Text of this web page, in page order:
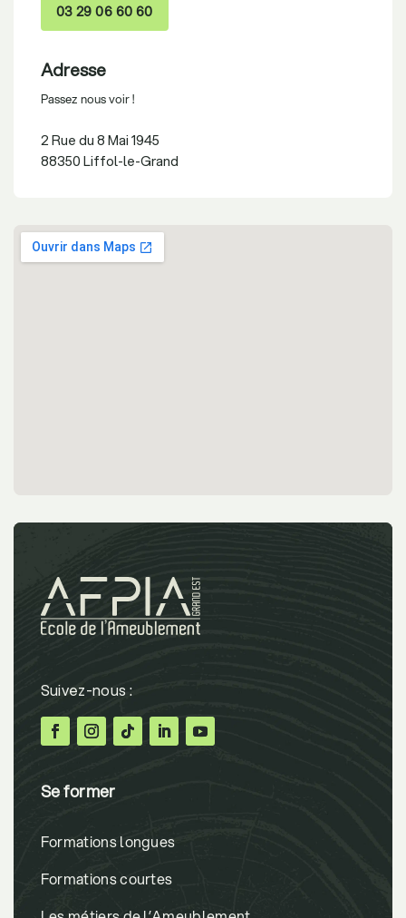
03 29 06 60 60
Adresse
Passez nous voir !
2 Rue du 8 Mai 1945
88350 Liffol-le-Grand
Se former
Formations longues
Formations courtes